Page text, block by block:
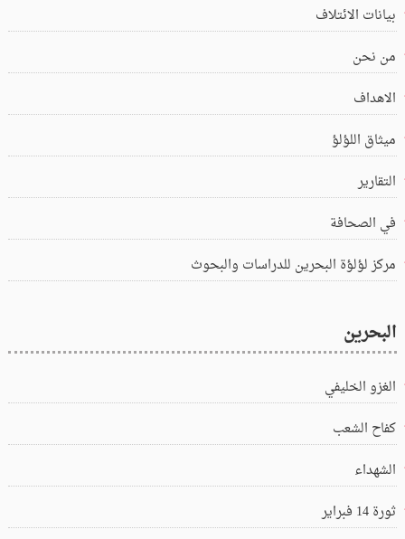
بيانات الائتلاف
من نحن
الاهداف
ميثاق اللؤلؤ
التقارير
في الصحافة
مركز لؤلؤة البحرين للدراسات والبحوث
البحرين
الغزو الخليفي
كفاح الشعب
الشهداء
ثورة 14 فبراير